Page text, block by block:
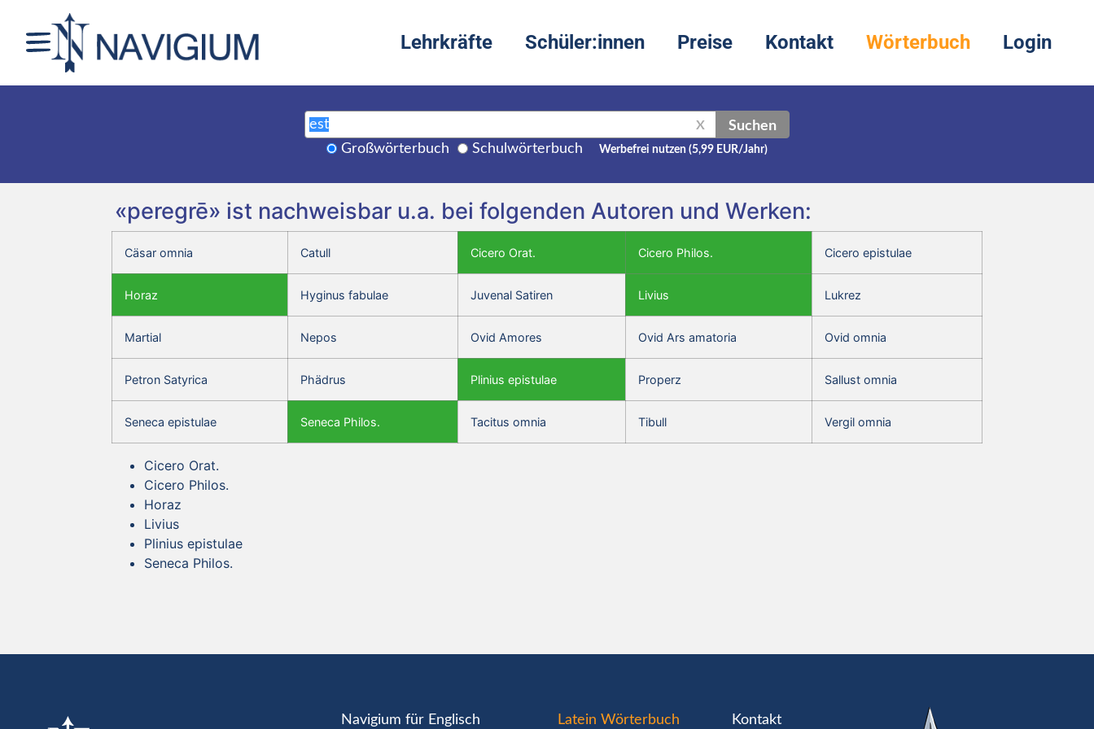
Lehrkräfte Schüler:innen Preise Kontakt Wörterbuch Login
X Suchen
Großwörterbuch Schulwörterbuch Werbefrei nutzen (5,99 EUR/Jahr)
«peregrē» ist nachweisbar u.a. bei folgenden Autoren und Werken:
Cäsar omnia Catull Cicero Orat. Cicero Philos. Cicero epistulae
Horaz Hyginus fabulae Juvenal Satiren Livius Lukrez
Martial Nepos Ovid Amores Ovid Ars amatoria Ovid omnia
Petron Satyrica Phädrus Plinius epistulae Properz Sallust omnia
Seneca epistulae Seneca Philos. Tacitus omnia Tibull Vergil omnia
Cicero Orat.
Cicero Philos.
Horaz
Livius
Plinius epistulae
Seneca Philos.
Navigium für Englisch Latein Wörterbuch Kontakt